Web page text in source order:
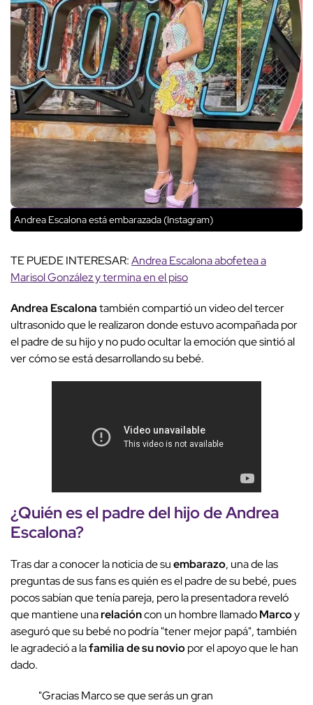
Andrea Escalona está embarazada (Instagram)
TE PUEDE INTERESAR:Andrea Escalona abofetea a
Marisol González y termina en el piso
Andrea Escalonatambién compartió un video del tercer
ultrasonido que le realizaron donde estuvo acompañada por
el padre de su hijo y no pudo ocultar la emoción que sintió al
ver cómo se está desarrollando su bebé.
¿Quién es el padre del hijo de Andrea
Escalona?
Tras dar a conocer la noticia de suembarazo, una de las
preguntas de sus fans es quién es el padre de su bebé, pues
pocos sabían que tenía pareja, pero la presentadora reveló
que mantiene unarelacióncon un hombre llamadoMarcoy
aseguró que su bebé no podría "tener mejor papá", también
le agradeció a lafamilia de su noviopor el apoyo que le han
dado.
"Gracias Marco se que serás un gran